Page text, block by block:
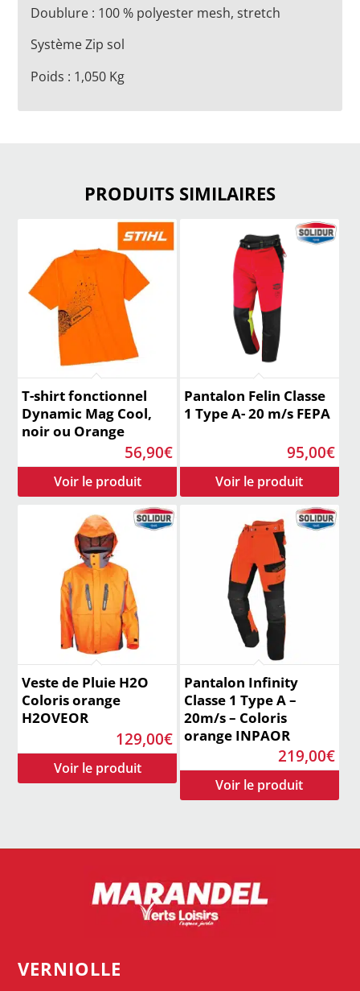
Doublure : 100 % polyester mesh, stretch
Système Zip sol
Poids : 1,050 Kg
PRODUITS SIMILAIRES
T-shirt fonctionnel
Dynamic Mag Cool,
noir ou Orange
56,90€
Pantalon Felin Classe
1 Type A- 20 m/s FEPA
95,00€
Veste de Pluie H2O
Coloris orange
H2OVEOR
129,00€
Pantalon Infinity
Classe 1 Type A –
20m/s – Coloris
orange INPAOR
219,00€
VERNIOLLE